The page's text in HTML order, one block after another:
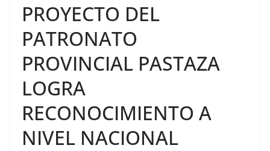
PROYECTO DEL
PATRONATO
PROVINCIAL PASTAZA
LOGRA
RECONOCIMIENTO A
NIVEL NACIONAL